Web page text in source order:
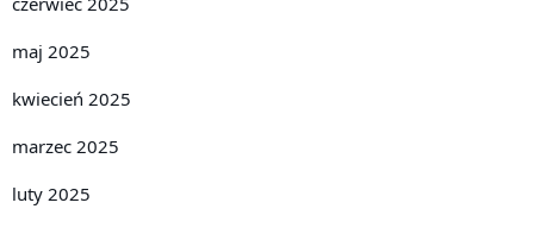
maj 2025
kwiecień 2025
marzec 2025
luty 2025